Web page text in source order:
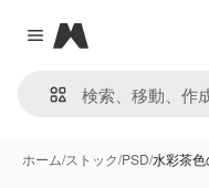
Close menu
Magnific
ホーム/ストック/PSD/水彩茶色